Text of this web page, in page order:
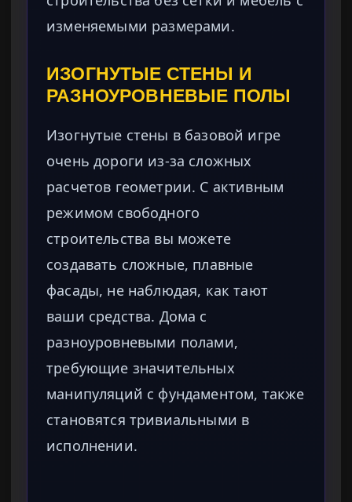
изменяемыми размерами.
ИЗОГНУТЫЕ СТЕНЫ И
РАЗНОУРОВНЕВЫЕ ПОЛЫ
Изогнутые стены в базовой игре
очень дороги из-за сложных
расчетов геометрии. С активным
режимом свободного
строительства вы можете
создавать сложные, плавные
фасады, не наблюдая, как тают
ваши средства. Дома с
разноуровневыми полами,
требующие значительных
манипуляций с фундаментом, также
становятся тривиальными в
исполнении.